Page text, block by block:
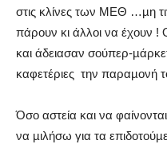
στις κλίνες των ΜΕΘ …µη
πάρουν κι άλλοι να έχουν !
και άδειασαν σούπερ-
καφετέριες την παραµονή
Όσο αστεία και να
να µιλήσω για τα